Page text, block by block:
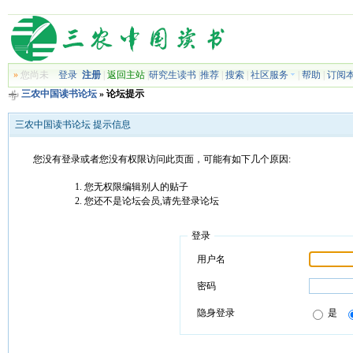
»您尚未 登录 注册| 返回主站| 研究生读书| 推荐| 搜索| 社区服务 帮助
订阅
三农中国读书论坛» 论坛提示
三农中国读书论坛 提示信息
您没有登录或者您没有权限访问此页面，可能有如下几个原因:
您无权限编辑别人的贴子
您还不是论坛会员,请先登录论坛
登录
用户名
密码
隐身登录 是